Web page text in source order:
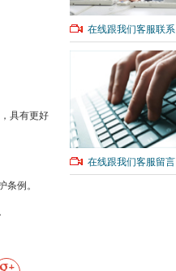
具有更好
例。
在线跟我们客服联系
在线跟我们客服留言